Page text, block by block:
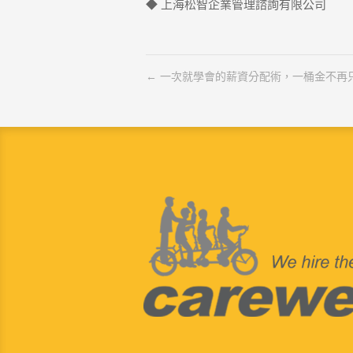
◆ 上海松智企業管理諮詢有限公司
一次就學會的薪資分配術，一桶金不再